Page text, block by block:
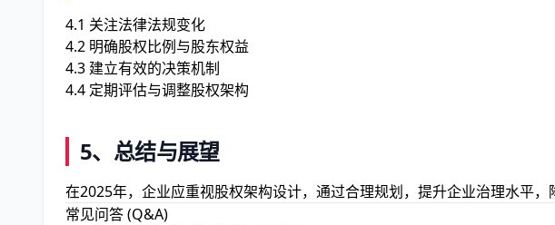
4.1 关注法律法规变化
4.2 明确股权比例与股东权益
4.3 建立有效的决策机制
4.4 定期评估与调整股权架构
5、总结与展望
在2025年，企业应重视股权架构设计，通过合理规划，提升企业治理水平，
常见问答 (Q&A)